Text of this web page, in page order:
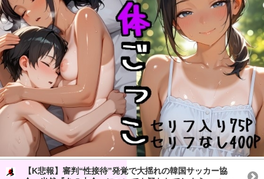
【K悲報】審判“性接待”発覚で大揺れの韓国サッカー協